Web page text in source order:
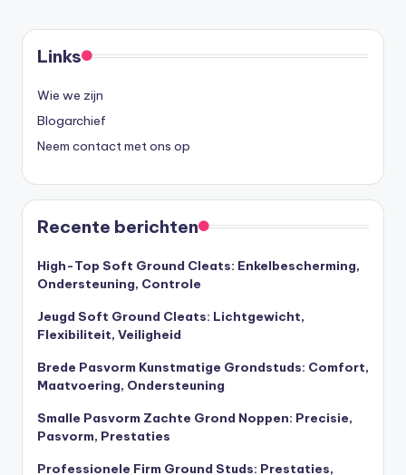
Links
Wie we zijn
Blogarchief
Neem contact met ons op
Recente berichten
High-Top Soft Ground Cleats: Enkelbescherming,
Ondersteuning, Controle
Jeugd Soft Ground Cleats: Lichtgewicht,
Flexibiliteit, Veiligheid
Brede Pasvorm Kunstmatige Grondstuds: Comfort,
Maatvoering, Ondersteuning
Smalle Pasvorm Zachte Grond Noppen: Precisie,
Pasvorm, Prestaties
Professionele Firm Ground Studs: Prestaties,